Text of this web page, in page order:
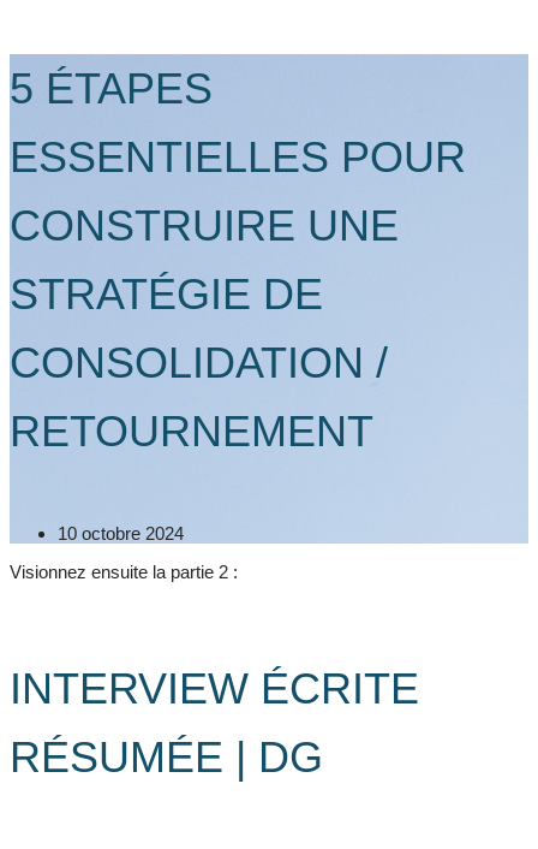
5 ÉTAPES
ESSENTIELLES POUR
CONSTRUIRE UNE
STRATÉGIE DE
CONSOLIDATION /
RETOURNEMENT
10 octobre 2024
Visionnez ensuite la partie 2 :
INTERVIEW ÉCRITE
RÉSUMÉE | DG